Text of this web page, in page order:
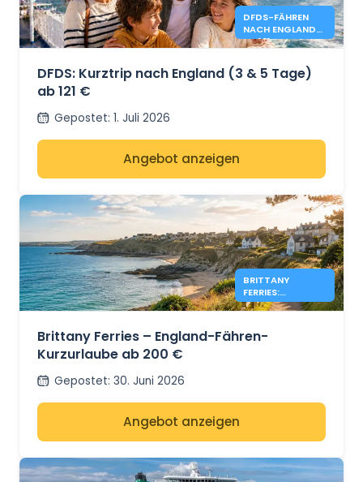
DFDS-FÄHREN
NACH ENGLAND
AB 121 €
DFDS: Kurztrip nach England (3 & 5 Tage)
ab 121 €
Gepostet: 1. Juli 2026
Angebot anzeigen
BRITTANY
FERRIES:
ENGLAND-
Brittany Ferries – England-Fähren-
Kurzurlaube ab 200 €
Gepostet: 30. Juni 2026
Angebot anzeigen